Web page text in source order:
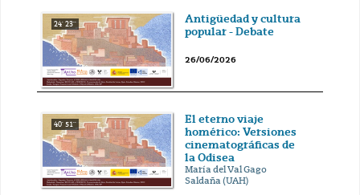
24' 23''
Antigüedad y cultura
popular - Debate
26/06/2026
40' 51''
El eterno viaje
homérico: Versiones
cinematográficas de
la Odisea
María del Val Gago
Saldaña (UAH)